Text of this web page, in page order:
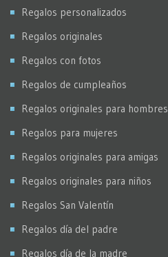
Regalos personalizados
Regalos originales
Regalos con fotos
Regalos de cumpleaños
Regalos originales para hombres
Regalos para mujeres
Regalos originales para amigas
Regalos originales para niños
Regalos San Valentín
Regalos día del padre
Regalos día de la madre